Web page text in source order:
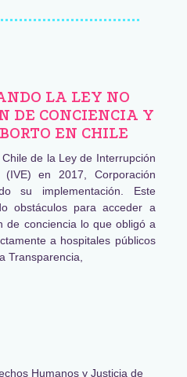
LA LEY NO
DE CONCIENCIA Y
EN CHILE
de la Ley de Interrupción
(IVE) en 2017, Corporación
su implementación. Este
obstáculos para acceder a
de conciencia lo que obligó a
a hospitales públicos
Transparencia,
Humanos y Justicia de